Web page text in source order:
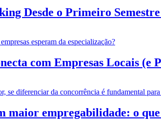
Desde o Primeiro
com Empresas Locais
maior empregabilidade: o